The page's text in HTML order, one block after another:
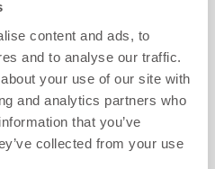
content and ads, to
and to analyse our traffic.
your use of our site with
and analytics partners who
that you’ve
collected from your use
seinen Freunden in der
Castle Fahrrad gefahren